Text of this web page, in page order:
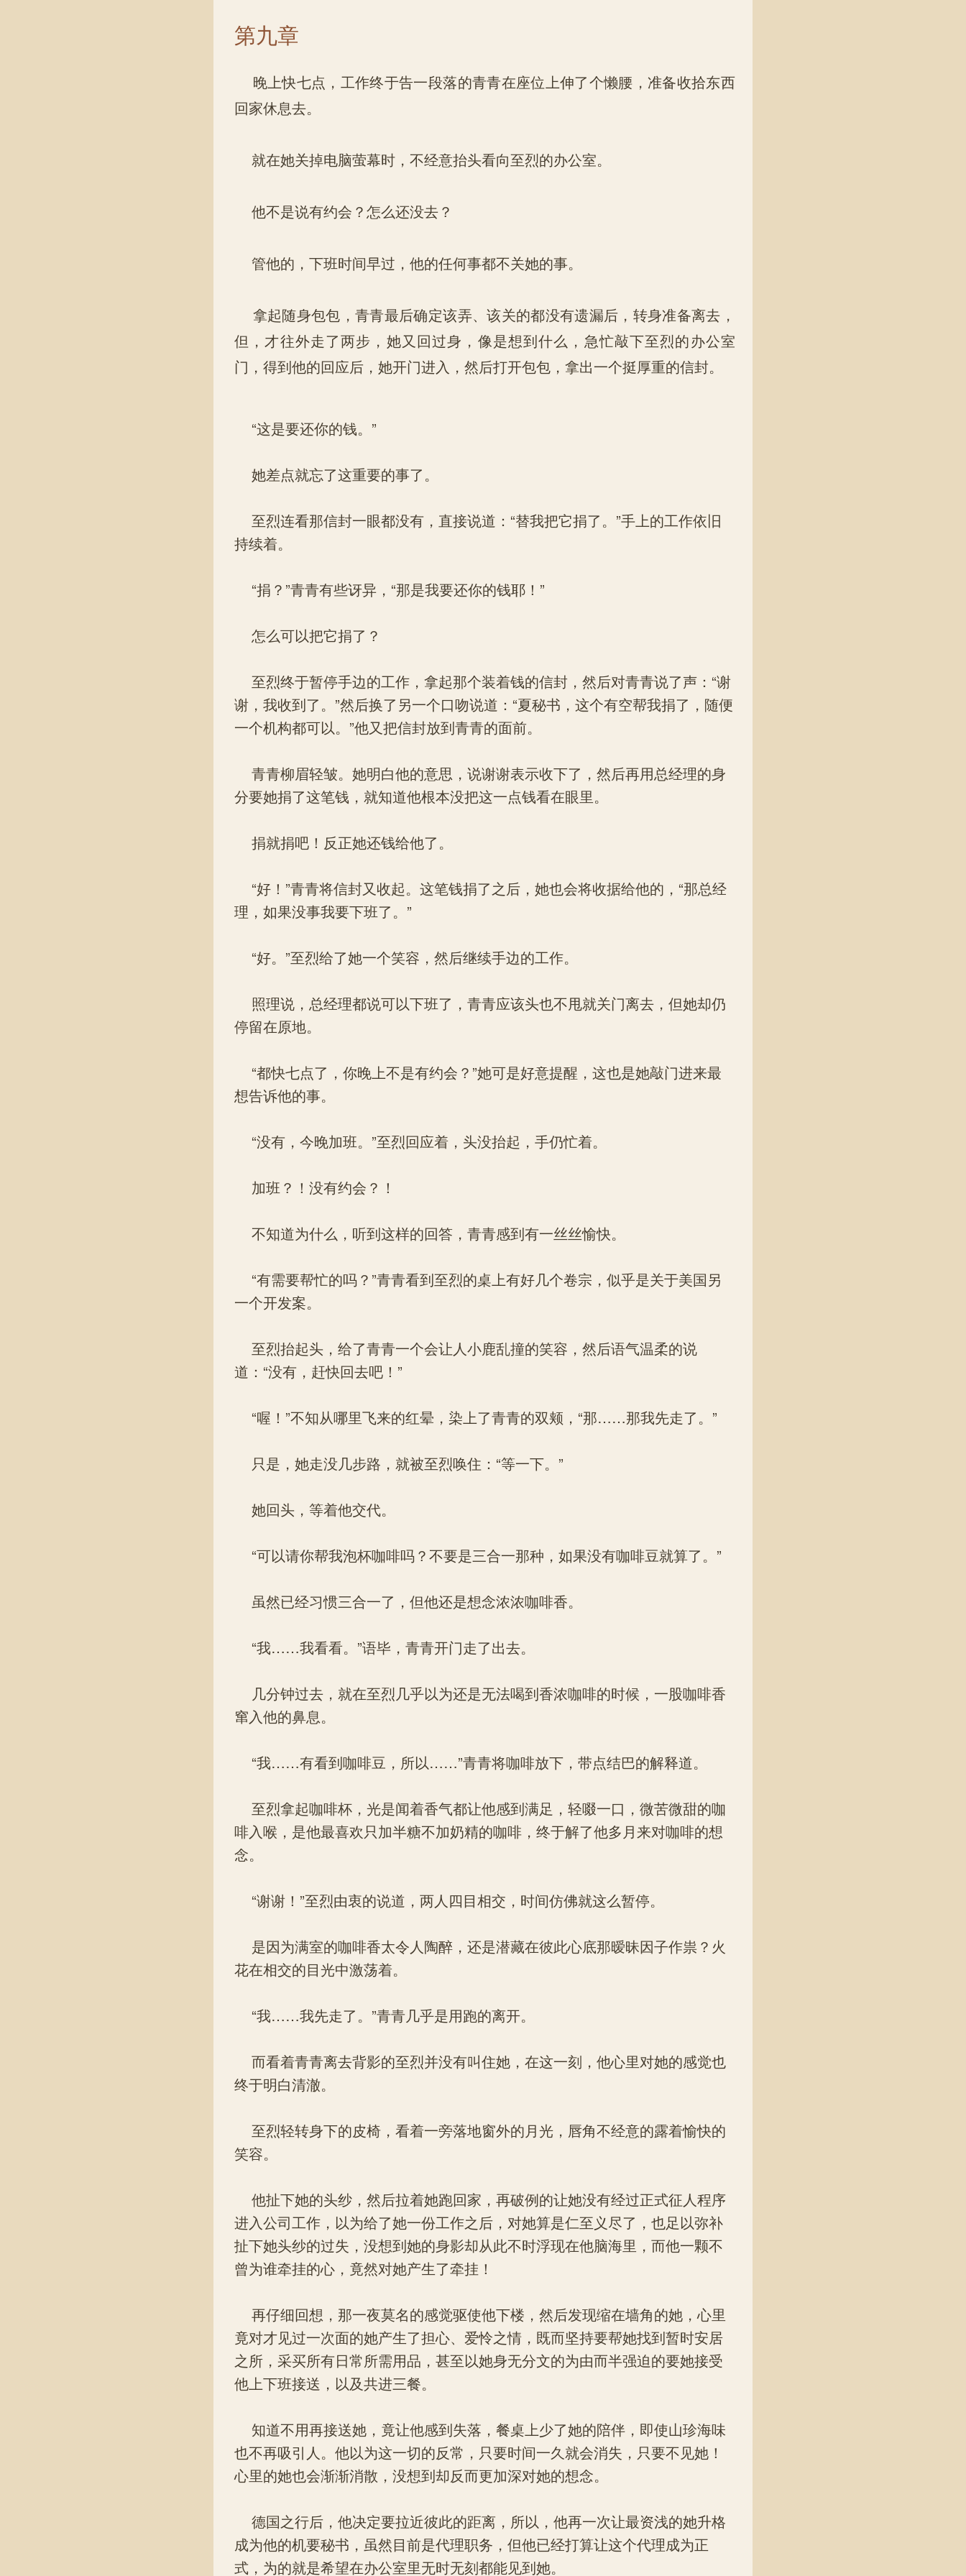
第九章
晚上快七点，工作终于告一段落的青青在座位上伸了个懒腰，准备收拾东西
回家休息去。
就在她关掉电脑萤幕时，不经意抬头看向至烈的办公室。
他不是说有约会？怎么还没去？
管他的，下班时间早过，他的任何事都不关她的事。
拿起随身包包，青青最后确定该弄、该关的都没有遗漏后，转身准备离去，
但，才往外走了两步，她又回过身，像是想到什么，急忙敲下至烈的办公室
门，得到他的回应后，她开门进入，然后打开包包，拿出一个挺厚重的信封。
“这是要还你的钱。”
她差点就忘了这重要的事了。
至烈连看那信封一眼都没有，直接说道：“替我把它捐了。”手上的工作依旧
持续着。
“捐？”青青有些讶异，“那是我要还你的钱耶！”
怎么可以把它捐了？
至烈终于暂停手边的工作，拿起那个装着钱的信封，然后对青青说了声：“谢
谢，我收到了。”然后换了另一个口吻说道：“夏秘书，这个有空帮我捐了，随便
一个机构都可以。”他又把信封放到青青的面前。
青青柳眉轻皱。她明白他的意思，说谢谢表示收下了，然后再用总经理的身
分要她捐了这笔钱，就知道他根本没把这一点钱看在眼里。
捐就捐吧！反正她还钱给他了。
“好！”青青将信封又收起。这笔钱捐了之后，她也会将收据给他的，“那总经
理，如果没事我要下班了。”
“好。”至烈给了她一个笑容，然后继续手边的工作。
照理说，总经理都说可以下班了，青青应该头也不甩就关门离去，但她却仍
停留在原地。
“都快七点了，你晚上不是有约会？”她可是好意提醒，这也是她敲门进来最
想告诉他的事。
“没有，今晚加班。”至烈回应着，头没抬起，手仍忙着。
加班？！没有约会？！
不知道为什么，听到这样的回答，青青感到有一丝丝愉快。
“有需要帮忙的吗？”青青看到至烈的桌上有好几个卷宗，似乎是关于美国另
一个开发案。
至烈抬起头，给了青青一个会让人小鹿乱撞的笑容，然后语气温柔的说
道：“没有，赶快回去吧！”
“喔！”不知从哪里飞来的红晕，染上了青青的双颊，“那……那我先走了。”
只是，她走没几步路，就被至烈唤住：“等一下。”
她回头，等着他交代。
“可以请你帮我泡杯咖啡吗？不要是三合一那种，如果没有咖啡豆就算了。”
虽然已经习惯三合一了，但他还是想念浓浓咖啡香。
“我……我看看。”语毕，青青开门走了出去。
几分钟过去，就在至烈几乎以为还是无法喝到香浓咖啡的时候，一股咖啡香
窜入他的鼻息。
“我……有看到咖啡豆，所以……”青青将咖啡放下，带点结巴的解释道。
至烈拿起咖啡杯，光是闻着香气都让他感到满足，轻啜一口，微苦微甜的咖
啡入喉，是他最喜欢只加半糖不加奶精的咖啡，终于解了他多月来对咖啡的想
念。
“谢谢！”至烈由衷的说道，两人四目相交，时间仿佛就这么暂停。
是因为满室的咖啡香太令人陶醉，还是潜藏在彼此心底那暧昧因子作祟？火
花在相交的目光中激荡着。
“我……我先走了。”青青几乎是用跑的离开。
而看着青青离去背影的至烈并没有叫住她，在这一刻，他心里对她的感觉也
终于明白清澈。
至烈轻转身下的皮椅，看着一旁落地窗外的月光，唇角不经意的露着愉快的
笑容。
他扯下她的头纱，然后拉着她跑回家，再破例的让她没有经过正式征人程序
进入公司工作，以为给了她一份工作之后，对她算是仁至义尽了，也足以弥补
扯下她头纱的过失，没想到她的身影却从此不时浮现在他脑海里，而他一颗不
曾为谁牵挂的心，竟然对她产生了牵挂！
再仔细回想，那一夜莫名的感觉驱使他下楼，然后发现缩在墙角的她，心里
竟对才见过一次面的她产生了担心、爱怜之情，既而坚持要帮她找到暂时安居
之所，采买所有日常所需用品，甚至以她身无分文的为由而半强迫的要她接受
他上下班接送，以及共进三餐。
知道不用再接送她，竟让他感到失落，餐桌上少了她的陪伴，即使山珍海味
也不再吸引人。他以为这一切的反常，只要时间一久就会消失，只要不见她！
心里的她也会渐渐消散，没想到却反而更加深对她的想念。
德国之行后，他决定要拉近彼此的距离，所以，他再一次让最资浅的她升格
成为他的机要秘书，虽然目前是代理职务，但他已经打算让这个代理成为正
式，为的就是希望在办公室里无时无刻都能见到她。